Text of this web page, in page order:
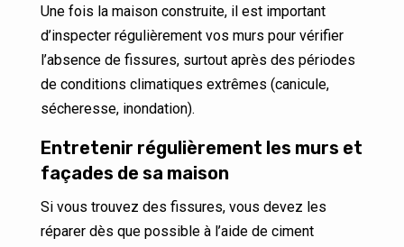
Une fois la maison construite, il est important
d’inspecter régulièrement vos murs pour vérifier
l’absence de fissures, surtout après des périodes
de conditions climatiques extrêmes (canicule,
sécheresse, inondation).
Entretenir régulièrement les murs et
façades de sa maison
Si vous trouvez des fissures, vous devez les
réparer dès que possible à l’aide de ciment